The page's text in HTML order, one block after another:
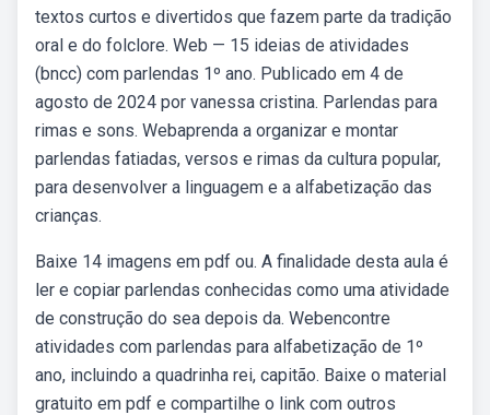
textos curtos e divertidos que fazem parte da tradição
oral e do folclore. Web — 15 ideias de atividades
(bncc) com parlendas 1º ano. Publicado em 4 de
agosto de 2024 por vanessa cristina. Parlendas para
rimas e sons. Webaprenda a organizar e montar
parlendas fatiadas, versos e rimas da cultura popular,
para desenvolver a linguagem e a alfabetização das
crianças.
Baixe 14 imagens em pdf ou. A finalidade desta aula é
ler e copiar parlendas conhecidas como uma atividade
de construção do sea depois da. Webencontre
atividades com parlendas para alfabetização de 1º
ano, incluindo a quadrinha rei, capitão. Baixe o material
gratuito em pdf e compartilhe o link com outros